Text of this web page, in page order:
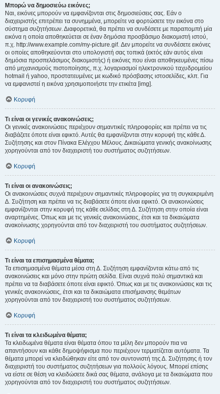
Μπορώ να δημοσιεύω εικόνες;
Ναι, εικόνες μπορούν να εμφανίζονται στις δημοσιεύσεις σας. Εάν ο
διαχειριστής επιτρέπει τα συνημμένα, μπορείτε να φορτώσετε την εικόνα στο
σύστημα συζητήσεων. Διαφορετικά, θα πρέπει να συνδέσετε με παραπομπή μία
εικόνα η οποία αποθηκεύεται σε έναν δημόσια προσβάσιμο διακομιστή ιστού,
π.χ. http://www.example.com/my-picture.gif. Δεν μπορείτε να συνδέσετε εικόνες
οι οποίες αποθηκεύονται στο υπολογιστή σας τοπικά (εκτός εάν αυτός είναι
δημόσια προσπελάσιμος διακομιστής) ή εικόνες που είναι αποθηκευμένες πίσω
από μηχανισμούς πιστοποίησης, π.χ. λογαριασμοί ηλεκτρονικού ταχυδρομείου
hotmail ή yahoo, προστατευμένες με κωδικό πρόσβασης ιστοσελίδες, κλπ. Για
να εμφανιστεί η εικόνα χρησιμοποιήστε την ετικέτα [img].
Κορυφή
Τι είναι οι γενικές ανακοινώσεις;
Οι γενικές ανακοινώσεις περιέχουν σημαντικές πληροφορίες και πρέπει να τις
διαβάζετε όποτε είναι εφικτό. Αυτές θα εμφανίζονται στην κορυφή της κάθε Δ.
Συζήτησης και στον Πίνακα Ελέγχου Μέλους. Δικαιώματα γενικής ανακοίνωσης
χορηγούνται από τον διαχειριστή του συστήματος συζητήσεων.
Κορυφή
Τι είναι οι ανακοινώσεις;
Οι ανακοινώσεις συχνά περιέχουν σημαντικές πληροφορίες για τη συγκεκριμένη
Δ. Συζήτηση και πρέπει να τις διαβάσετε όποτε είναι εφικτό. Οι ανακοινώσεις
εμφανίζονται στην κορυφή της κάθε σελίδας στη Δ. Συζήτηση στην οποία είναι
αναρτημένες. Όπως και με τις γενικές ανακοινώσεις, έτσι και τα δικαιώματα
ανακοίνωσης χορηγούνται από τον διαχειριστή του συστήματος συζητήσεων.
Κορυφή
Τι είναι τα επισημασμένα θέματα;
Τα επισημασμένα θέματα μέσα στη Δ. Συζήτηση εμφανίζονται κάτω από τις
ανακοινώσεις και μόνο στην πρώτη σελίδα. Είναι συχνά πολύ σημαντικά και
πρέπει να τα διαβάσετε όποτε είναι εφικτό. Όπως και με τις ανακοινώσεις και τις
γενικές ανακοινώσεις, έτσι και τα δικαιώματα επισήμανσης θεμάτων
χορηγούνται από τον διαχειριστή του συστήματος συζητήσεων.
Κορυφή
Τι είναι τα κλειδωμένα θέματα;
Τα κλειδωμένα θέματα είναι θέματα όπου τα μέλη δεν μπορούν πια να
απαντήσουν και κάθε δημοψήφισμα που περιέχουν τερματίζεται αυτόματα. Τα
θέματα μπορεί να κλειδώθηκαν είτε από τον συντονιστή της Δ. Συζήτησης ή τον
διαχειριστή του συστήματος συζητήσεων για πολλούς λόγους. Μπορεί επίσης
να είστε σε θέση να κλειδώσετε δικά σας θέματα, ανάλογα με τα δικαιώματα που
χορηγούνται από τον διαχειριστή του συστήματος συζητήσεων.